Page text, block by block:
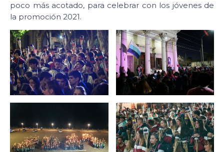
poco más acotado, para celebrar con los jóvenes de
la promoción 2021.